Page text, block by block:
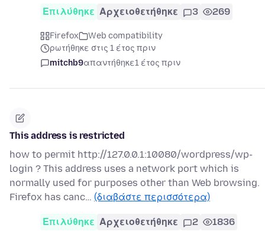
Επιλύθηκε Αρχειοθετήθηκε 3 269
Firefox
Web compatibility
ρωτήθηκε στις 1 έτος πριν
mitchb9απαντήθηκε1 έτος πριν
This address is restricted
how to permit http://127.0.0.1:10080/wordpress/wp-
login ? This address uses a network port which is
normally used for purposes other than Web browsing.
Firefox has canc… (διαβάστε περισσότερα)
Επιλύθηκε Αρχειοθετήθηκε 2 1836